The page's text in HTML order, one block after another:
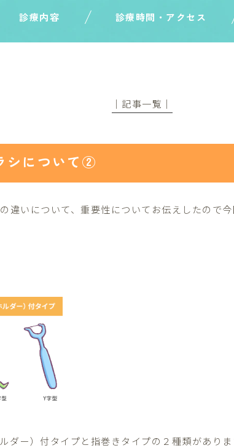
診療内容 診療時間・アクセス
│記事一覧│
シについて②
違いについて、重要性についてお伝えしたので
ダー）付タイプと指巻きタイプの２種類がありま